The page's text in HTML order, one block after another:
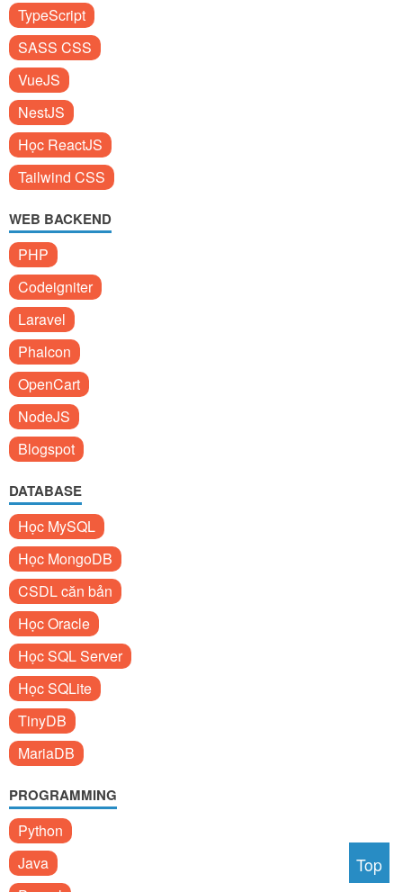
TypeScript
SASS CSS
VueJS
NestJS
Học ReactJS
Tailwind CSS
WEB BACKEND
PHP
Codeigniter
Laravel
Phalcon
OpenCart
NodeJS
Blogspot
DATABASE
Học MySQL
Học MongoDB
CSDL căn bản
Học Oracle
Học SQL Server
Học SQLite
TinyDB
MariaDB
PROGRAMMING
Python
Java
Top